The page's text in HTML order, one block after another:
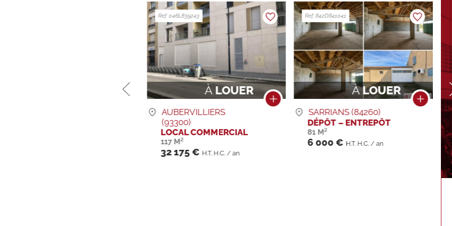
À LOUER
Ref. 842D841041
SARRIANS (84260)
DÉPÔT – ENTREPÔT
81 M²
6 000 €
ÀVENDRE
Ref. 016I839219
PARIS (75020)
IMMEUBLE
499 M²
2 850 000 € H.I.